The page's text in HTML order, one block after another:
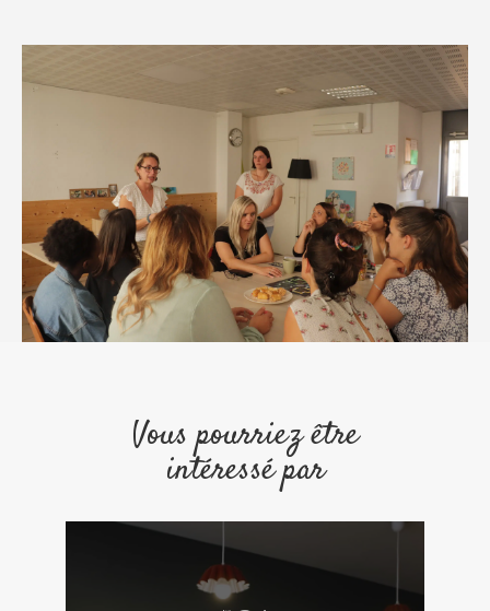
Vous pourriez être
intéressé par